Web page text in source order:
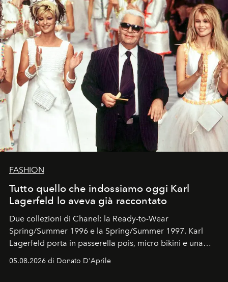
FASHION
Tutto quello che indossiamo oggi Karl
Lagerfeld lo aveva già raccontato
Due collezioni di Chanel: la Ready-to-Wear
Spring/Summer 1996 e la Spring/Summer 1997. Karl
Lagerfeld porta in passerella pois, micro bikini e una
Kate, Claudia e Carla una dietro l'altra. Trent'anni dopo,
05.08.2026 di Donato D'Aprile